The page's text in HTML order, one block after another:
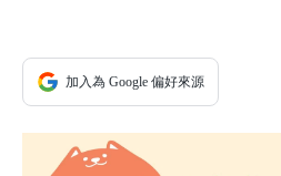
加入為 Google 偏好來源